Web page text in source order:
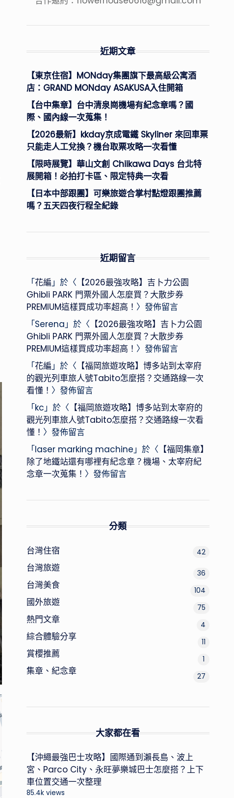
近期文章
【東京住宿】MONday集團旗下最高級公寓酒
店：GRAND MONday ASAKUSA入住開箱
【台中集章】台中清泉崗機場有紀念章嗎？國
際、國內線一次蒐集！
【2026最新】kkday京成電鐵 Skyliner 來回車票
只能走人工兌換？機台取票攻略一次看懂
【限時展覽】華山文創 Chiikawa Days 台北特
展開箱！必拍打卡區、限定特典一次看
【日本中部跟團】可樂旅遊合掌村點燈跟團推薦
嗎？五天四夜行程全紀錄
近期留言
「花編」於〈 【2026最強攻略】吉卜力公園
Ghibli PARK 門票外國人怎麼買？大散步券
PREMIUM這樣買成功率超高！ 〉發佈留言
「Serena」於〈 【2026最強攻略】吉卜力公園
Ghibli PARK 門票外國人怎麼買？大散步券
PREMIUM這樣買成功率超高！ 〉發佈留言
「花編」於〈 【福岡旅遊攻略】博多站到太宰府
的觀光列車旅人號Tabito怎麼搭？交通路線一次
看懂！ 〉發佈留言
「kc」於〈 【福岡旅遊攻略】博多站到太宰府的
觀光列車旅人號Tabito怎麼搭？交通路線一次看
懂！ 〉發佈留言
「laser marking machine」於〈 【福岡集章】
除了地鐵站還有哪裡有紀念章？機場、太宰府紀
念章一次蒐集！ 〉發佈留言
分類
台灣住宿 42
台灣旅遊 36
台灣美食 104
國外旅遊 75
熱門文章 4
綜合體驗分享 11
賞櫻推薦 1
集章、紀念章 27
大家都在看
【沖繩最強巴士攻略】國際通到瀨長島、波上
宮、Parco City、永旺夢樂城巴士怎麼搭？上下
車位置交通一次整理
85.4k views